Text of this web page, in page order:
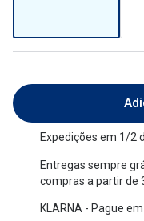
Todas as marcas
Marcas Exclusivas
Unofficial
Expedições em 1/2
Entregas sempre
compras a partir de
KLARNA - Pague